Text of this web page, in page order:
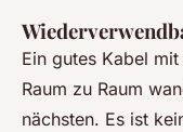
Ein gutes Kabel
Raum zu Raum
nächsten. Es ist